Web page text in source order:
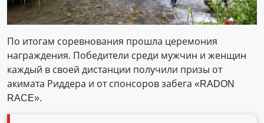
По итогам соревнования прошла церемония
награждения. Победители среди мужчин и женщин
каждый в своей дистанции получили призы от
акимата Риддера и от спонсоров забега «RADON
RACE».